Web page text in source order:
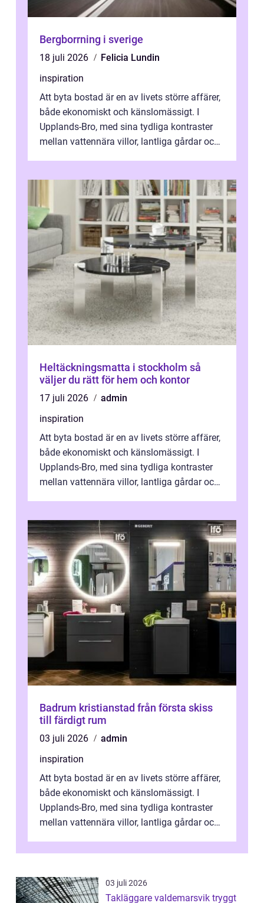
Bergborrning i sverige
18 juli 2026
Felicia Lundin
inspiration
Att byta bostad är en av livets större affärer,
både ekonomiskt och känslomässigt. I
Upplands-Bro, med sina tydliga kontraster
mellan vattennära villor, lantliga gårdar och
Heltäckningsmatta i stockholm så
väljer du rätt för hem och kontor
17 juli 2026
admin
inspiration
Att byta bostad är en av livets större affärer,
både ekonomiskt och känslomässigt. I
Upplands-Bro, med sina tydliga kontraster
mellan vattennära villor, lantliga gårdar och
Badrum kristianstad från första skiss
till färdigt rum
03 juli 2026
admin
inspiration
Att byta bostad är en av livets större affärer,
både ekonomiskt och känslomässigt. I
Upplands-Bro, med sina tydliga kontraster
mellan vattennära villor, lantliga gårdar och
03 juli 2026
Takläggare valdemarsvik tryggt